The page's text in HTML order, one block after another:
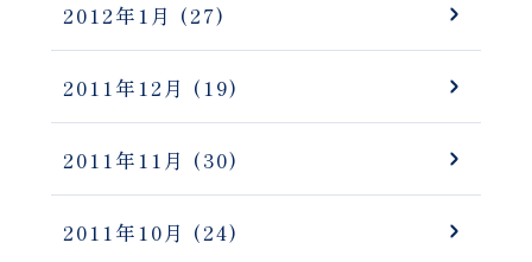
2012年1月 (27)
2011年12月 (19)
2011年11月 (30)
2011年10月 (24)